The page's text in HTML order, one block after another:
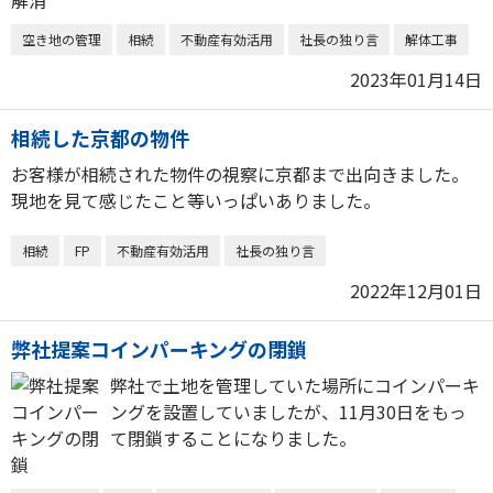
空き地の管理 相続 不動産有効活用 社長の独り言 解体工事
2023年01月14日
相続した京都の物件
お客様が相続された物件の視察に京都まで出向きました。
現地を見て感じたこと等いっぱいありました。
相続 FP 不動産有効活用 社長の独り言
2022年12月01日
弊社提案コインパーキングの閉鎖
弊社で土地を管理していた場所にコインパーキ
ングを設置していましたが、11月30日をもっ
て閉鎖することになりました。